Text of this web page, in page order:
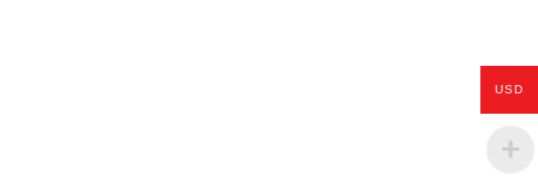
USD